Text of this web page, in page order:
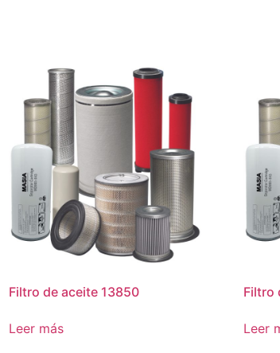
Filtro de aceite 13850
Leer más
Filtro
Leer